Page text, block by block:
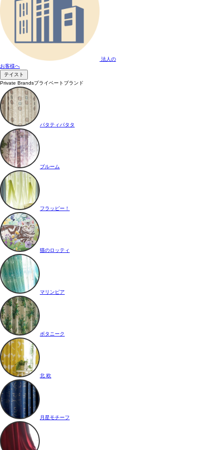
法人の
お客様へ
テイスト
Private Brandsプライベートブランド
パタティパタタ
ブルーム
フラッピー！
猫のロッティ
マリンピア
ボタニーク
北 欧
月星モチーフ